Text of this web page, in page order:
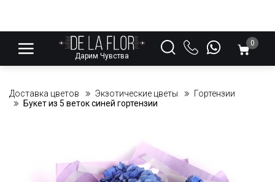
Дарим Чувства
0
Доставка цветов Экзотические цветы
Гортензии
Букет из 5 веток синей гортензии